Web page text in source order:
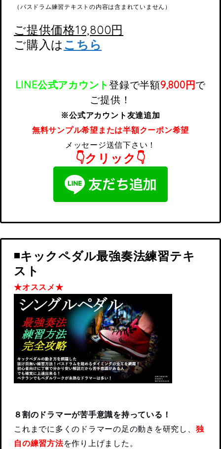
（バスドラム練習テキストの内容は含まれていません）
ご提供価格19,800円
ご購入は こちら
LINE公式アカウント登録で半額9,800円で
ご提供！
※公式アカウント友達追加
無料サンプル希望または半額クーポン希望
メッセージ送信下さい！
👇クリック👇
◾️キックペダル最強奏法練習テキ
スト
★オススメ★
８割のドラマーが苦手意識を持っている！
これまでに多くのドラマーの足の動きを研究し、 独
自の練習方法を作り上げました。